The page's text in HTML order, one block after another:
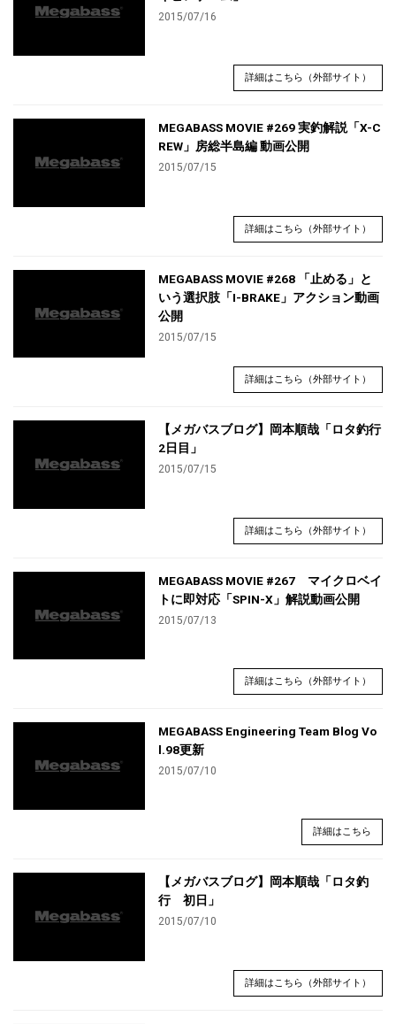
2015/07/16
詳細はこちら（外部サイト）
MEGABASS MOVIE #269 実釣解説「X-C
REW」房総半島編 動画公開
2015/07/15
詳細はこちら（外部サイト）
MEGABASS MOVIE #268 「止める」と
いう選択肢「I-BRAKE」アクション動画
公開
2015/07/15
詳細はこちら（外部サイト）
【メガバスブログ】岡本順哉「ロタ釣行
2日目」
2015/07/15
詳細はこちら（外部サイト）
MEGABASS MOVIE #267 マイクロベイ
トに即対応「SPIN-X」解説動画公開
2015/07/13
詳細はこちら（外部サイト）
MEGABASS Engineering Team Blog Vo
l.98更新
2015/07/10
詳細はこちら
【メガバスブログ】岡本順哉「ロタ釣
行 初日」
2015/07/10
詳細はこちら（外部サイト）